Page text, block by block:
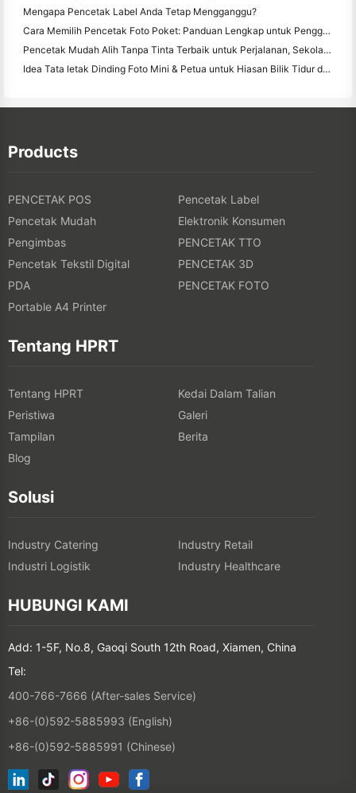
Mengapa Pencetak Label Anda Tetap Mengganggu?
Cara Memilih Pencetak Foto Poket: Panduan Lengkap untuk Pengguna Jurnal, Perjalanan, dan iPhone
Pencetak Mudah Alih Tanpa Tinta Terbaik untuk Perjalanan, Sekolah, dan Kerja Mudah Alih: Hanin MT620 Pro Review
Idea Tata letak Dinding Foto Mini & Petua untuk Hiasan Bilik Tidur dan Asrama
Products
PENCETAK POS
Pencetak Label
Pencetak Mudah
Elektronik Konsumen
Pengimbas
PENCETAK TTO
Pencetak Tekstil Digital
PENCETAK 3D
PDA
PENCETAK FOTO
Portable A4 Printer
Tentang HPRT
Tentang HPRT
Kedai Dalam Talian
Peristiwa
Galeri
Tampilan
Berita
Blog
Solusi
Industry Catering
Industry Retail
Industri Logistik
Industry Healthcare
HUBUNGI KAMI
Add: 1-5F, No.8, Gaoqi South 12th Road, Xiamen, China
Tel:
400-766-7666 (After-sales Service)
+86-(0)592-5885993 (English)
+86-(0)592-5885991 (Chinese)